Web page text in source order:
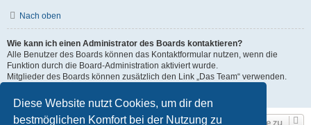
Diese Website nutzt Cookies, um dir den
bestmöglichen Komfort bei der Nutzung zu
Nach oben
Wie kann ich einen Administrator des Boards kontaktieren?
Alle Benutzer des Boards können das Kontaktformular nutzen, wenn die
Funktion durch die Board-Administration aktiviert wurde.
Mitglieder des Boards können zusätzlich den Link „Das Team“ verwenden.
Nach oben
Gehe zu